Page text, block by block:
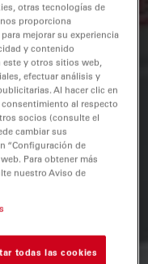
otras tecnologías de
proporciona
mejorar su experiencia
y contenido
este y otros sitios web,
efectuar análisis y
Al hacer clic en
consentimiento al respecto
socios (consulte el
cambiar sus
“Configuración de
Para obtener más
nuestro Aviso de
todas las cookies